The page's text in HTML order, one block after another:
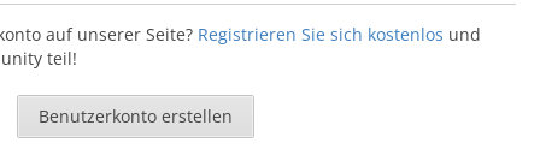
auf unserer Seite? Registrieren Sie sich kostenlos und
teil!
Benutzerkonto erstellen